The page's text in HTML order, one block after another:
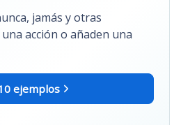
jamás y otras
acción o añaden una
ejemplos